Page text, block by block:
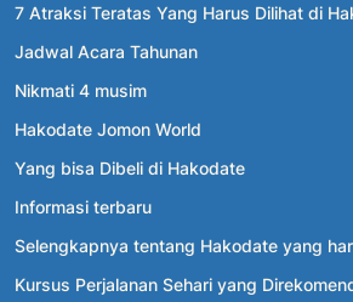
7 Atraksi Teratas Yang Harus Dilihat di
Jadwal Acara Tahunan
Nikmati 4 musim
Hakodate Jomon World
Yang bisa Dibeli di Hakodate
Informasi terbaru
Selengkapnya tentang Hakodate yang
Kursus Perjalanan Sehari yang